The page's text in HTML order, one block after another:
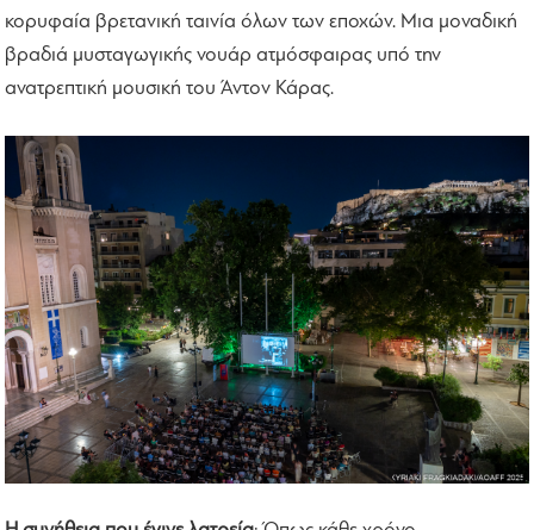
κορυφαία βρετανική ταινία όλων των εποχών. Μια μοναδική
βραδιά μυσταγωγικής νουάρ ατμόσφαιρας υπό την
ανατρεπτική μουσική του Άντον Κάρας.